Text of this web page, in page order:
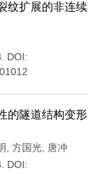
纹扩展的非连续
DOI:
的隧道结构变形
方国光
唐冲
DOI: